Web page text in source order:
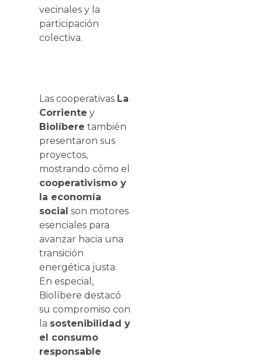
vecinales y la
participación
colectiva.
Las cooperativas La
Corriente y
Biolíbere también
presentaron sus
proyectos,
mostrando cómo el
cooperativismo y
la economía
social son motores
esenciales para
avanzar hacia una
transición
energética justa.
En especial,
Biolíbere destacó
su compromiso con
la sostenibilidad y
el consumo
responsable